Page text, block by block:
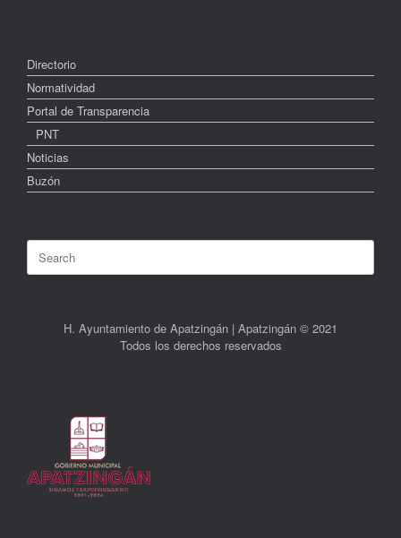
Directorio
Normatividad
Portal de Transparencia
PNT
Noticias
Buzón
for:
H. Ayuntamiento de Apatzingán | Apatzingán © 2021
Todos los derechos reservados